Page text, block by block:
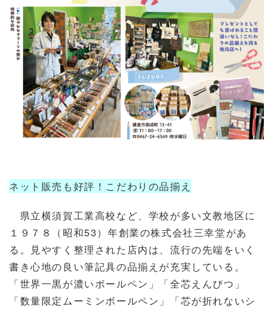
ネット販売も好評！こだわりの品揃え
県立横須賀工業高校など、学校が多い文教地区に
１９７８（昭和53）年創業の株式会社三幸堂があ
る。見やすく整理された店内は、流行の先端をいく
書き心地の良い筆記具の品揃えが充実している。
「世界一黒が濃いボールペン」「全芯えんぴつ」
「数量限定ムーミンボールペン」「芯が折れないシ